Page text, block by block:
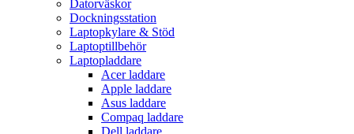
Datorväskor
Dockningsstation
Laptopkylare & Stöd
Laptoptillbehör
Laptopladdare
Acer laddare
Apple laddare
Asus laddare
Compaq laddare
Dell laddare